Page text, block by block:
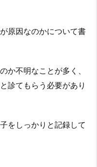
原因なのかについて書
か不明なことが多く、
診てもらう必要があり
をしっかりと記録して